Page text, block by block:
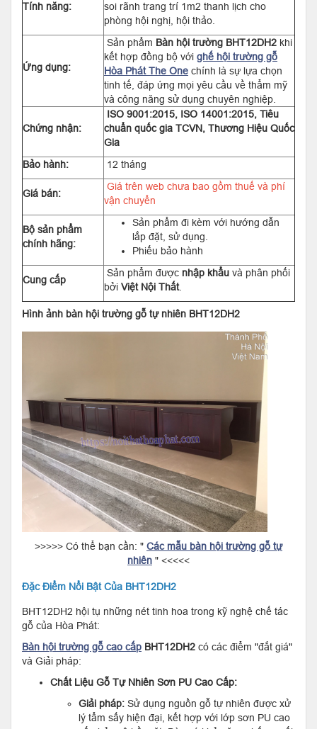
Tính năng:
soi rãnh trang trí 1m2 thanh lịch cho
phòng hội nghị, hội thảo.
Ứng dụng:
Sản phẩm Bàn hội trường BHT12DH2 khi
kết hợp đồng bộ với ghế hội trường gỗ
Hòa Phát The One chính là sự lựa chọn
tinh tế, đáp ứng mọi yêu cầu về thẩm mỹ
và công năng sử dụng chuyên nghiệp.
Chứng nhận:
ISO 9001:2015, ISO 14001:2015, Tiêu
chuẩn quốc gia TCVN, Thương Hiệu Quốc
Gia
Bảo hành:
12 tháng
Giá bán:
Giá trên web chưa bao gồm thuế và phí
vận chuyển
Bộ sản phẩm
chính hãng:
Sản phẩm đi kèm với hướng dẫn
lắp đặt, sử dụng.
Phiếu bảo hành
Cung cấp
Sản phẩm được nhập khẩu và phân phối
bởi Việt Nội Thất.
Hình ảnh bàn hội trường gỗ tự nhiên BHT12DH2
>>>>> Có thể bạn cần: " Các mẫu bàn hội trường gỗ tự
nhiên " <<<<<
Đặc Điểm Nổi Bật Của BHT12DH2
BHT12DH2 hội tụ những nét tinh hoa trong kỹ nghệ chế tác
gỗ của Hòa Phát:
Bàn hội trường gỗ cao cấp BHT12DH2 có các điểm "đắt giá"
và Giải pháp:
Chất Liệu Gỗ Tự Nhiên Sơn PU Cao Cấp:
Giải pháp: Sử dụng nguồn gỗ tự nhiên được xử
lý tẩm sấy hiện đại, kết hợp với lớp sơn PU cao